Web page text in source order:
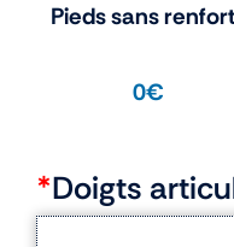
Pieds sans
0€
*Doigts